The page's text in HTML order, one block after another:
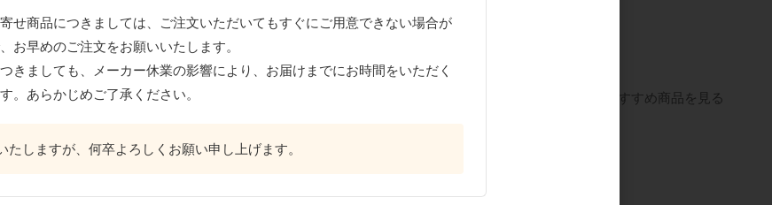
森永 ドライミックスCP
伊藤忠製糖 グラニュー
相互製あん さくらあん
アリアケジャパン フォ
すべてのおすすめ商品を見る
せ商品につきましては、ご注文いただいてもすぐにご用意できない場合が
お早めのご注文をお願いいたします。
きましても、メーカー休業の影響により、お届けまでにお時間をいただく
。あらかじめご了承ください。
たしますが、何卒よろしくお願い申し上げます。